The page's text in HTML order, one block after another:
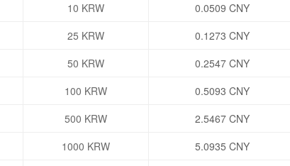
10 KRW
0.0509 CNY
25 KRW
0.1273 CNY
50 KRW
0.2547 CNY
100 KRW
0.5093 CNY
500 KRW
2.5467 CNY
1000 KRW
5.0935 CNY